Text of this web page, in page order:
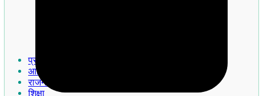
प्रमुख खबरे
आदिवासी
राजनीति
शिक्षा